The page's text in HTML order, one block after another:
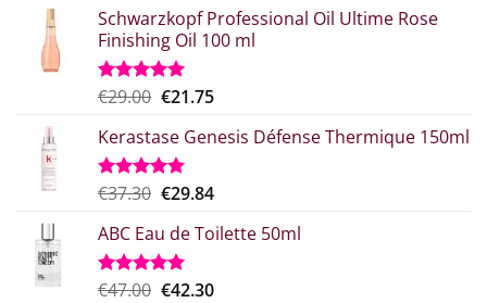
Schwarzkopf Professional Oil Ultime Rose
Finishing Oil 100 ml
Βαθμολογήθηκε
από 5
€29.00 Original
was:
€29.00.
€21.75Η
τιμή
€21.75.
Kerastase Genesis Défense Thermique 150ml
Βαθμολογήθηκε
από 5
€37.30 Original
was:
€37.30.
€29.84Η
τιμή
€29.84.
ABC Eau de Toilette 50ml
Βαθμολογήθηκε
€47.00 Original
€42.30Η